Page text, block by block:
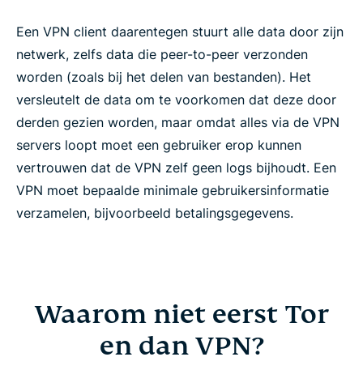
Een VPN client daarentegen stuurt alle data door zijn
netwerk, zelfs data die peer-to-peer verzonden
worden (zoals bij het delen van bestanden). Het
versleutelt de data om te voorkomen dat deze door
derden gezien worden, maar omdat alles via de VPN
servers loopt moet een gebruiker erop kunnen
vertrouwen dat de VPN zelf geen logs bijhoudt. Een
VPN moet bepaalde minimale gebruikersinformatie
verzamelen, bijvoorbeeld betalingsgegevens.
Waarom niet eerst Tor
en dan VPN?